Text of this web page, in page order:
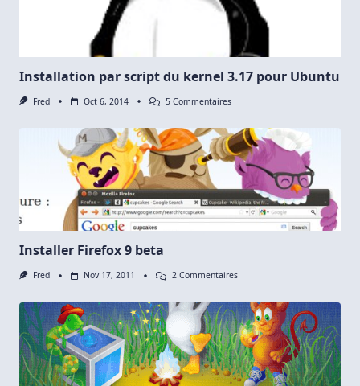
Installation par script du kernel 3.17 pour Ubuntu
Fred Oct 6, 2014 5 CommentairesSur
Script
Du
Kernel
3.17
Pour
Ubuntu
Installer Firefox 9 beta
Fred Nov 17, 2011 2 CommentairesSur
9
Beta